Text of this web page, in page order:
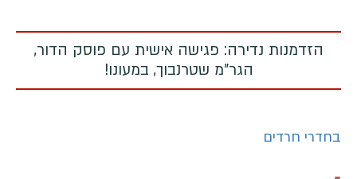
הזדמנות נדירה: פגישה אישית עם פוסק הדור,
הגר"מ שטרנבוך, במעונו!
בחדרי חרדים